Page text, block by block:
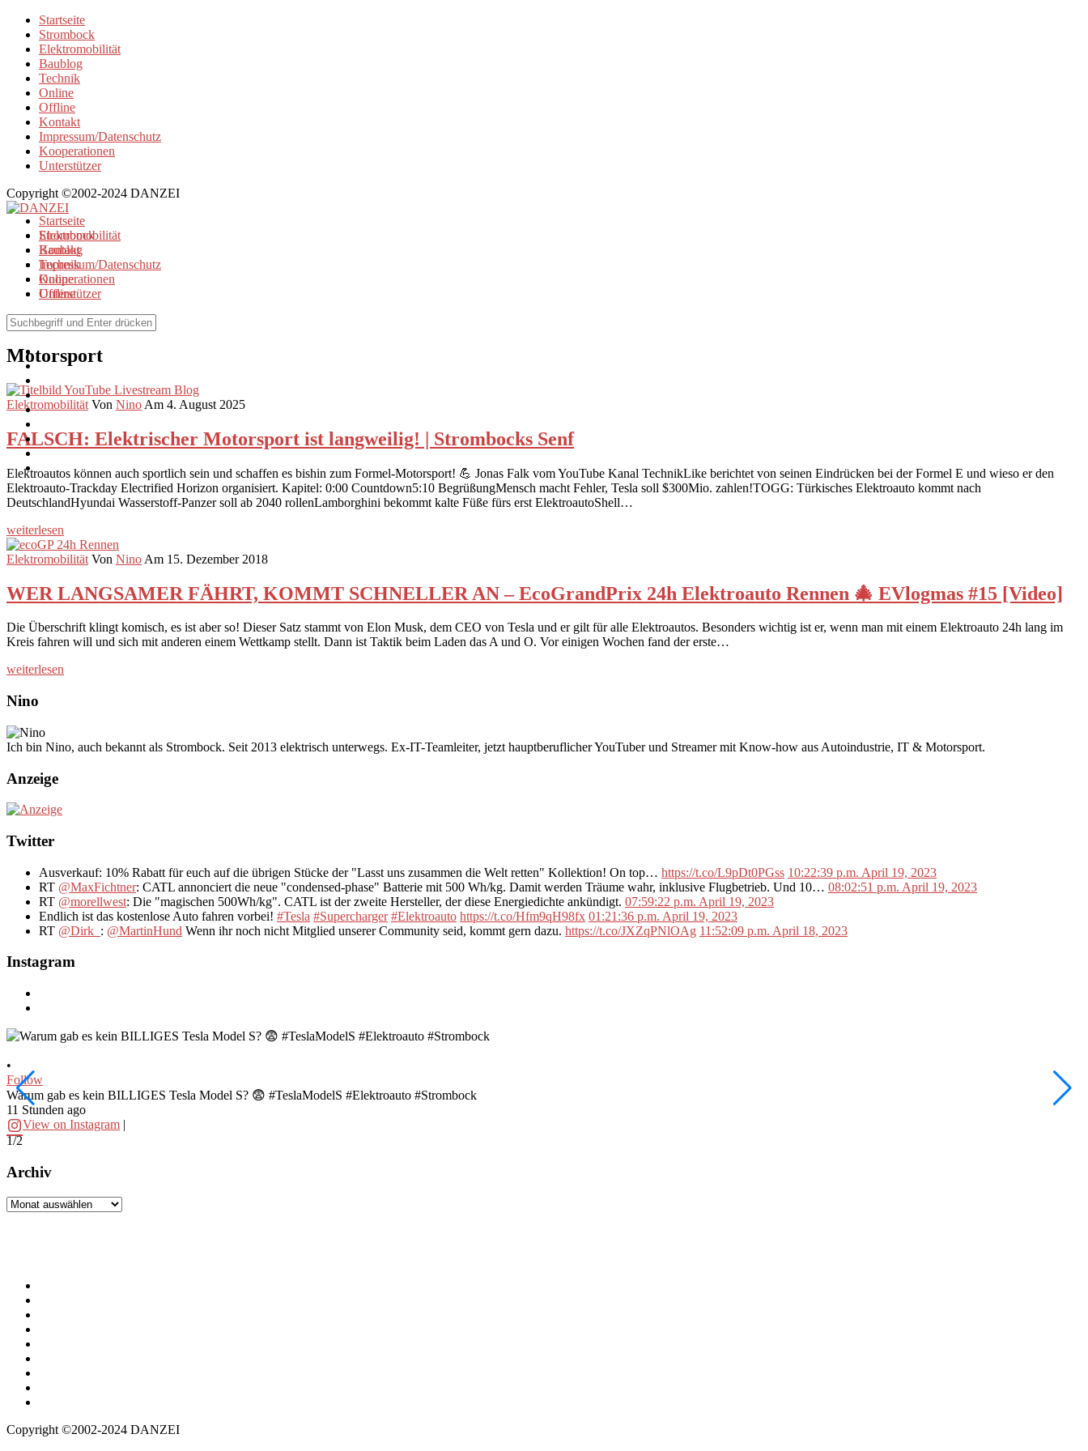
Startseite
Strombock
Elektromobilität
Baublog
Technik
Online
Offline
Kontakt
Impressum/Datenschutz
Kooperationen
Unterstützer
Copyright ©2002-2024 DANZEI
Startseite
Strombock
Kontakt
Impressum/Datenschutz
Kooperationen
Unterstützer
Elektromobilität
Baublog
Technik
Online
Offline
Browse Tag
Motorsport
Elektromobilität Von Nino Am 4. August 2025
FALSCH: Elektrischer Motorsport ist langweilig! | Strombocks Senf
Elektroautos können auch sportlich sein und schaffen es bishin zum Formel-Motorsport! 💪 Jonas Falk vom YouTube Kanal TechnikLike berichtet von seinen Eindrücken bei der Formel E und wieso er den
Elektroauto-Trackday Electrified Horizon organisiert. Kapitel: 0:00 Countdown5:10 BegrüßungMensch macht Fehler, Tesla soll $300Mio. zahlen!TOGG: Türkisches Elektroauto kommt nach
DeutschlandHyundai Wasserstoff-Panzer soll ab 2040 rollenLamborghini bekommt kalte Füße fürs erst ElektroautoShell…
weiterlesen
Elektromobilität Von Nino Am 15. Dezember 2018
WER LANGSAMER FÄHRT, KOMMT SCHNELLER AN – EcoGrandPrix 24h Elektroauto Rennen 🎄 EVlogmas #15 [Video]
Die Überschrift klingt komisch, es ist aber so! Dieser Satz stammt von Elon Musk, dem CEO von Tesla und er gilt für alle Elektroautos. Besonders wichtig ist er, wenn man mit einem Elektroauto 24h lang im
Kreis fahren will und sich mit anderen einem Wettkamp stellt. Dann ist Taktik beim Laden das A und O. Vor einigen Wochen fand der erste…
weiterlesen
Nino
Ich bin Nino, auch bekannt als Strombock. Seit 2013 elektrisch unterwegs. Ex-IT-Teamleiter, jetzt hauptberuflicher YouTuber und Streamer mit Know-how aus Autoindustrie, IT & Motorsport.
Anzeige
Twitter
Ausverkauf: 10% Rabatt für euch auf die übrigen Stücke der "Lasst uns zusammen die Welt retten" Kollektion! On top… https://t.co/L9pDt0PGss 10:22:39 p.m. April 19, 2023
RT @MaxFichtner: CATL annonciert die neue "condensed-phase" Batterie mit 500 Wh/kg. Damit werden Träume wahr, inklusive Flugbetrieb. Und 10… 08:02:51 p.m. April 19, 2023
RT @morellwest: Die "magischen 500Wh/kg". CATL ist der zweite Hersteller, der diese Energiedichte ankündigt. 07:59:22 p.m. April 19, 2023
Endlich ist das kostenlose Auto fahren vorbei! #Tesla #Supercharger #Elektroauto https://t.co/Hfm9qH98fx 01:21:36 p.m. April 19, 2023
RT @Dirk_ : @MartinHund Wenn ihr noch nicht Mitglied unserer Community seid, kommt gern dazu. https://t.co/JXZqPNlOAg 11:52:09 p.m. April 18, 2023
Instagram
•
Follow
Warum gab es kein BILLIGES Tesla Model S? 😨 #TeslaModelS #Elektroauto #Strombock
11 Stunden ago
View on Instagram |
1/2
Archiv
Archiv
Copyright ©2002-2024 DANZEI